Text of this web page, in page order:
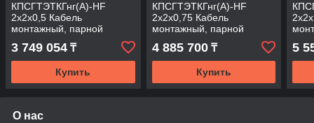
КПСГТЭТКГнг(А)-HF
2х2х0,5 Кабель
монтажный, парной
скрутки, с изоляцией и
оболочкой из полимерной
композиции
3 749 054 ₸
Купить
КПСГТЭТКГнг(А)-HF
2х2х0,75 Кабель
монтажный, парной
скрутки, с изоляцией и
оболочкой из полимерной
композиции
4 885 700₸
Купить
5
О нас